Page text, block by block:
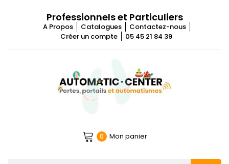
Professionnels et Particuliers
A Propos Catalogues
Contactez-nous
Créer un compte
05 45 21 84 39
0 Mon panier